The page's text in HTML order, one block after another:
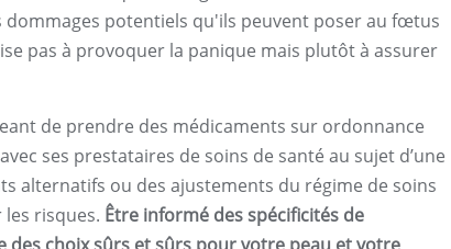
potentiels qu'ils peuvent poser au fœtus
pas à provoquer la panique mais plutôt à assurer
de prendre des médicaments sur ordonnance
ses prestataires de soins de santé au sujet d’une
alternatifs ou des ajustements du régime de soins
risques. Être informé des spécificités de